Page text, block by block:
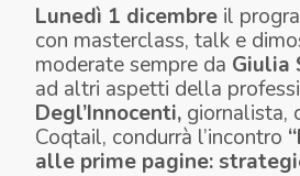
Lunedì 1 dicembre il
con masterclass, talk e
moderate sempre da Giulia
ad altri aspetti della
Degl’Innocenti, giornalista,
Coqtail, condurrà l’incontro
alle prime pagine: